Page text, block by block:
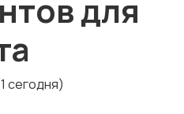
для
сегодня)